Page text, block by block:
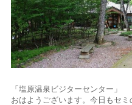
「塩原温泉ビジターセンター」
おはようございます。今日もセ